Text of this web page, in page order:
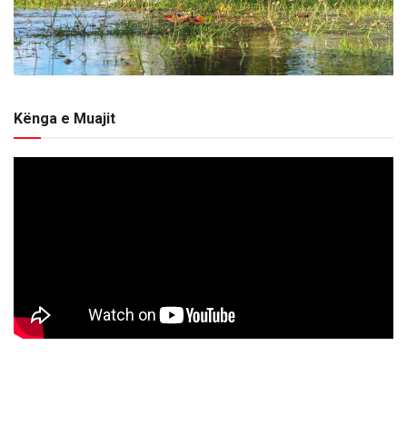
Kënga e Muajit